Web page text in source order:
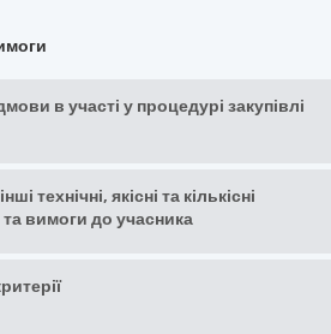
в участі у процедурі закупівлі
технічні, якісні та кількісні
вимоги до учасника